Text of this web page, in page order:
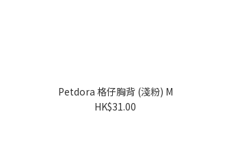
Petdora 格仔胸背 (淺粉) M
HK$31.00